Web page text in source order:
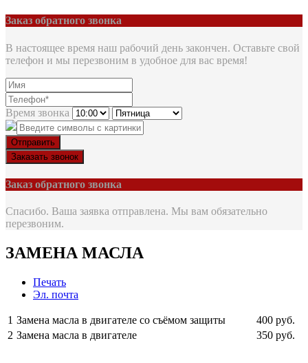
Заказ обратного звонка
В настоящее время наш рабочий день закончен. Оставьте свой
телефон и мы перезвоним в удобное для вас время!
Время звонка
Отправить
Заказать звонок
Заказ обратного звонка
Спасибо. Ваша заявка отправлена. Мы вам обязательно
перезвоним.
ЗАМЕНА МАСЛА
Печать
Эл. почта
1 Замена масла в двигателе со съёмом защиты
400 руб.
2 Замена масла в двигателе 350 руб.